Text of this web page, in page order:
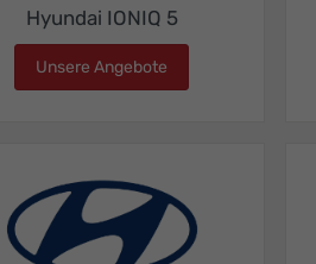
Hyundai IONIQ 5
Unsere Angebote